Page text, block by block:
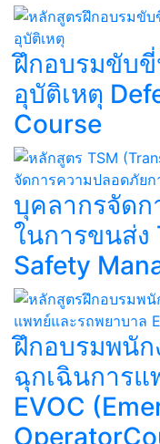
ฝึกอบรมขับ
อุบัติเหตุ
Course​
บุคลากรจัด
ในการขนส่ง
Safety
ฝึกอบรมพนั
ฉุกเฉินการแ
EVOC